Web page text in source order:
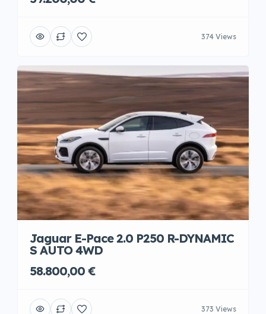
374 Views
Jaguar E-Pace 2.0 P250 R-DYNAMIC
S AUTO 4WD
58.800,00 €
373 Views